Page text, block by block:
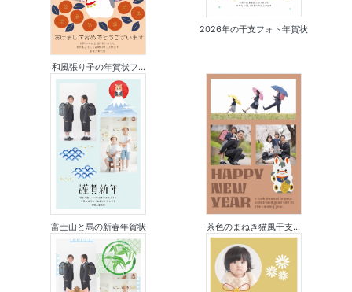
和風張り子の年賀状フ...
2026年の干支フォト年賀状
富士山と馬の新春年賀状 茶色のまねき猫風干支...